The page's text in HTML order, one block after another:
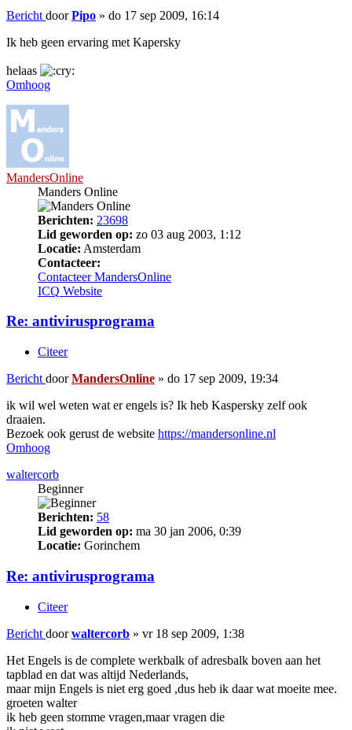
Bericht doorPipo » do 17 sep 2009, 16:14
Ik heb geen ervaring met Kapersky
helaas
Omhoog
MandersOnline
Manders Online
Berichten: 23698
Lid geworden op: zo 03 aug 2003, 1:12
Locatie: Amsterdam
Contacteer:
Contacteer MandersOnline
ICQ Website
Re: antivirusprograma
Citeer
Bericht doorMandersOnline » do 17 sep 2009, 19:34
ik wil wel weten wat er engels is? Ik heb Kaspersky zelf ook
draaien.
Bezoek ook gerust de website https://mandersonline.nl
Omhoog
waltercorb
Beginner
Berichten: 58
Lid geworden op: ma 30 jan 2006, 0:39
Locatie: Gorinchem
Re: antivirusprograma
Citeer
Bericht doorwaltercorb » vr 18 sep 2009, 1:38
Het Engels is de complete werkbalk of adresbalk boven aan het
tapblad en dat was altijd Nederlands,
maar mijn Engels is niet erg goed ,dus heb ik daar wat moeite mee.
groeten walter
ik heb geen stomme vragen,maar vragen die